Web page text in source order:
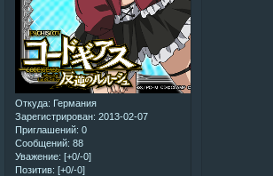
Откуда: Германия
Зарегистрирован: 2013-02-07
Приглашений: 0
Сообщений: 88
Уважение: [+0/-0]
Позитив: [+0/-0]